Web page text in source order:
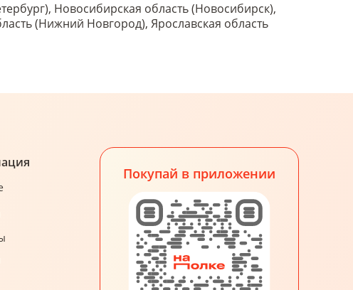
Новосибирская область (Новосибирск),
(Нижний Новгород), Ярославская область
Покупай в приложении